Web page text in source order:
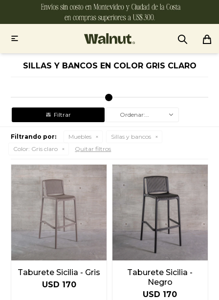

SILLAS Y BANCOS EN COLOR GRIS CLARO
Recomendados
Filtrando por: Muebles
Sillas y bancos
Color: Gris claro Quitar filtros
Taburete Sicilia - Gris
USD 170
Taburete Sicilia -
Negro
USD 170